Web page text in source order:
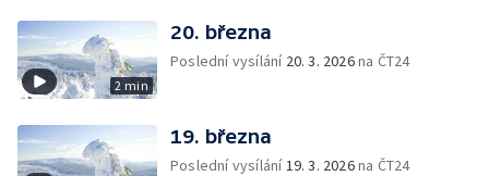
2 min
20. března
Poslední vysílání 20. 3. 2026na ČT24
19. března
Poslední vysílání19. 3. 2026na ČT24